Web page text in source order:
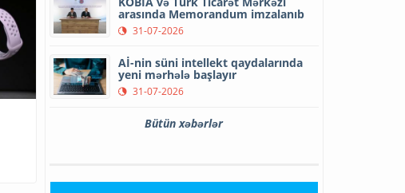
arasında Memorandum imzalanıb
31-07-2026
Aİ-nin süni intellekt qaydalarında
yeni mərhələ başlayır
31-07-2026
Bütün xəbərlər